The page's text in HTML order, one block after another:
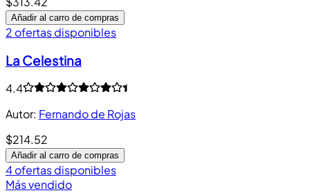
Añadir al carro de compras
2 ofertas disponibles
La Celestina
4.4
Autor: Fernando de Rojas
$214.52
Añadir al carro de compras
4 ofertas disponibles
Más vendido